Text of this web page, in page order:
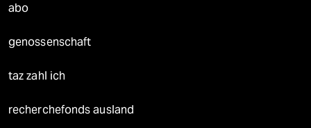
abo
genossenschaft
taz zahl ich
recherchefonds ausland